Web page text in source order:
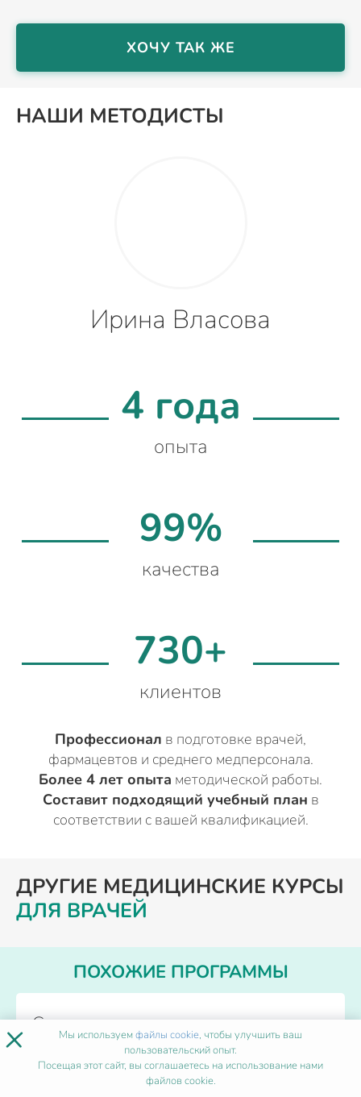
ХОЧУ ТАК ЖЕ
НАШИ МЕТОДИСТЫ
Ирина Власова
4 года
опыта
99%
качества
730+
клиентов
Профессионал в подготовке врачей,
фармацевтов и среднего медперсонала.
Более 4 лет опыта методической работы.
Составит подходящий учебный план в
соответствии с вашей квалификацией.
ДРУГИЕ МЕДИЦИНСКИЕ КУРСЫ
ДЛЯ ВРАЧЕЙ
ПОХОЖИЕ ПРОГРАММЫ
Современные подходы к лечению
сахарного диабета
× Мы используемфайлы cookie, чтобы улучшить ваш
пользовательский опыт.
Посещая этот сайт, вы соглашаетесь на использование нами
файлов cookie.